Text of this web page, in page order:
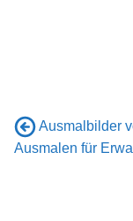
Ausmalbilder
Ausmalen für